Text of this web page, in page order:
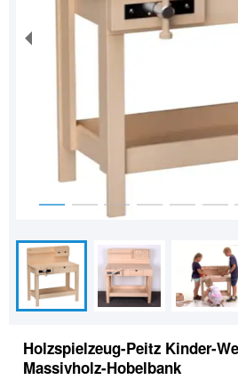
Holzspielzeug-Peitz Kinder-
Massivholz-Hobelbank